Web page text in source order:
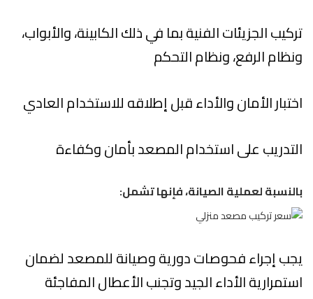
تركيب الجزيئات الفنية بما في ذلك الكابينة، والأبواب،
ونظام الرفع، ونظام التحكم
اختبار الأمان والأداء قبل إطلاقه للاستخدام العادي
التدريب على استخدام المصعد بأمان وكفاءة
بالنسبة لعملية الصيانة، فإنها تشمل:
يجب إجراء فحوصات دورية وصيانة للمصعد لضمان
استمرارية الأداء الجيد وتجنب الأعطال المفاجئة